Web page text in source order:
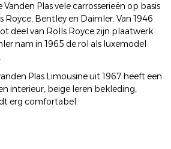
Plas vele carrosserieën op basis
Royce, Bentley en Daimler. Van 1946
deel van Rolls Royce zijn plaatwerk
nam in 1965 de rol als luxemodel
Plas Limousine uit 1967 heeft een
interieur, beige leren bekleding,
erg comfortabel.